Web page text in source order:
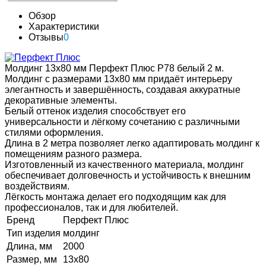
Обзор
Характеристики
Отзывы0
Молдинг 13х80 мм Перфект Плюс P78 белый 2 м.
Молдинг с размерами 13х80 мм придаёт интерьеру
элегантность и завершённость, создавая аккуратные
декоративные элементы.
Белый оттенок изделия способствует его
универсальности и лёгкому сочетанию с различными
стилями оформления.
Длина в 2 метра позволяет легко адаптировать молдинг к
помещениям разного размера.
Изготовленный из качественного материала, молдинг
обеспечивает долговечность и устойчивость к внешним
воздействиям.
Лёгкость монтажа делает его подходящим как для
профессионалов, так и для любителей.
Бренд
Перфект Плюс
Тип изделия молдинг
Длина, мм
2000
Размер, мм
13х80